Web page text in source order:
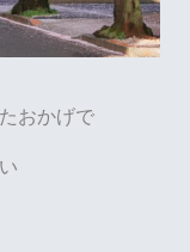
おかげで